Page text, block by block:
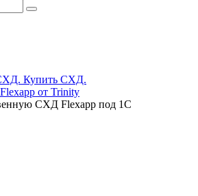
Купить СХД.
от Trinity
СХД Flexapp под 1C